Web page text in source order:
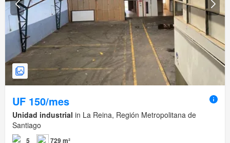
UF 150/mes
Unidad industrial in La Reina, Región Metropolitana de
Santiago
5 729 m²